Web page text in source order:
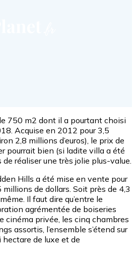
750 m2 dont il a pourtant choisi
Acquise en 2012 pour 3,5
2,8 millions d’euros), le prix de
pourrait bien (si ladite villa a été
réaliser une très jolie plus-value.
Hills a été mise en vente pour
de dollars. Soit près de 4,3
Il faut dire qu’entre le
agrémentée de boiseries
cinéma privée, les cinq chambres
assortis, l’ensemble s’étend sur
hectare de luxe et de